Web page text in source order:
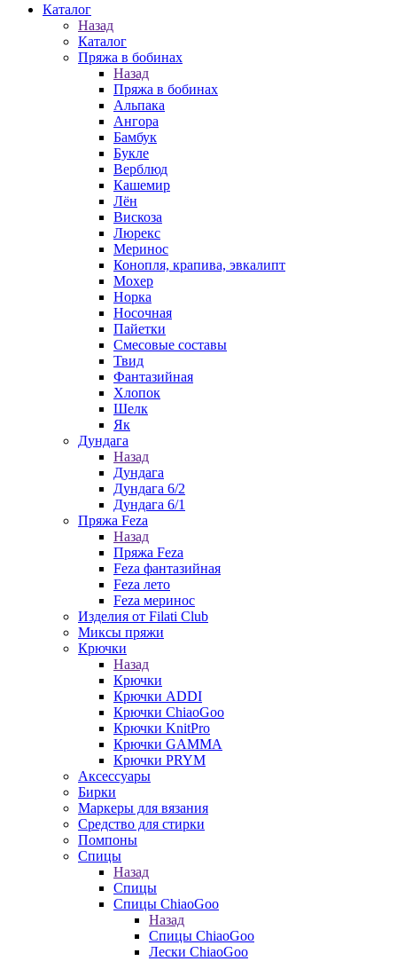
Каталог
Назад
Каталог
Пряжа в бобинах
Назад
Пряжа в бобинах
Альпака
Ангора
Бамбук
Букле
Верблюд
Кашемир
Лён
Вискоза
Люрекс
Меринос
Конопля, крапива, эвкалипт
Мохер
Норка
Носочная
Пайетки
Смесовые составы
Твид
Фантазийная
Хлопок
Шелк
Як
Дундага
Назад
Дундага
Дундага 6/2
Дундага 6/1
Пряжа Feza
Назад
Пряжа Feza
Feza фантазийная
Feza лето
Feza меринос
Изделия от Filati Club
Миксы пряжи
Крючки
Назад
Крючки
Крючки ADDI
Крючки ChiaoGoo
Крючки KnitPro
Крючки GAMMA
Крючки PRYM
Аксессуары
Бирки
Маркеры для вязания
Средство для стирки
Помпоны
Спицы
Назад
Спицы
Спицы ChiaoGoo
Назад
Спицы ChiaoGoo
Лески ChiaoGoo